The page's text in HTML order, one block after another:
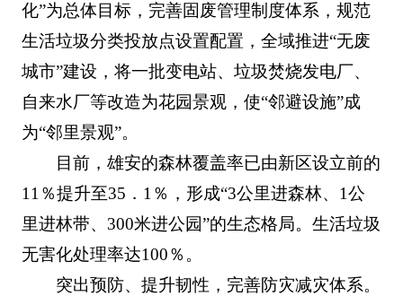
化”为总体目标，完善固废管理制度体系，规范
生活垃圾分类投放点设置配置，全域推进“无废
城市”建设，将一批变电站、垃圾焚烧发电厂、
自来水厂等改造为花园景观，使“邻避设施”成
为“邻里景观”。
目前，雄安的森林覆盖率已由新区设立前的
11％提升至35．1％，形成“3公里进森林、1公
里进林带、300米进公园”的生态格局。生活垃圾
无害化处理率达100％。
突出预防、提升韧性，完善防灾减灾体系。